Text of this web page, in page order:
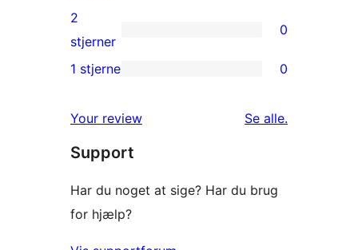
anmeldelser
3-
stjernet
anmeldelser
0
2-
anmeldelser
2
stjerner
0
stjernet
anmeldelser
1 stjerne 0
Your review Se alleanmeldelser
.
Support
Har du noget at sige? Har du brug
for hjælp?